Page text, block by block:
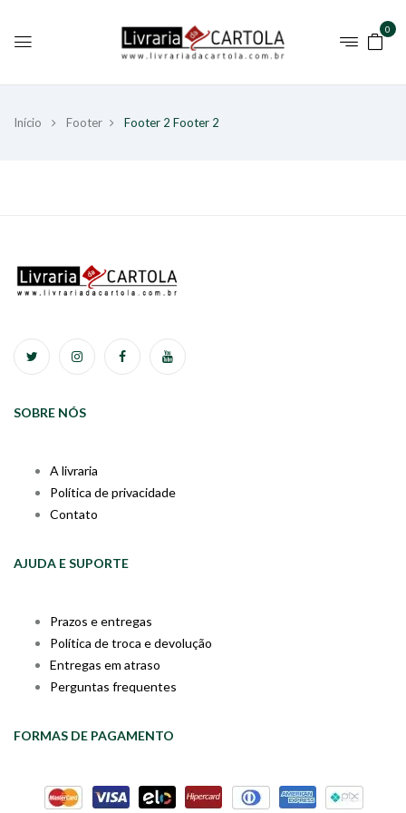
0
Início Footer Footer 2 Footer 2
SOBRE NÓS
A livraria
Política de privacidade
Contato
AJUDA E SUPORTE
Prazos e entregas
Política de troca e devolução
Entregas em atraso
Perguntas frequentes
FORMAS DE PAGAMENTO